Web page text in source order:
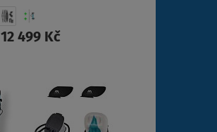
12 499 Kč